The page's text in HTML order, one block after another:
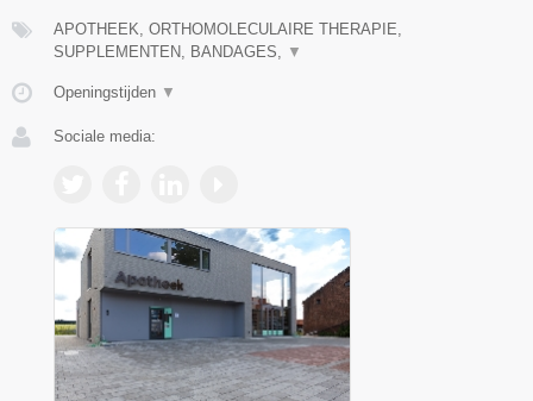
APOTHEEK, ORTHOMOLECULAIRE THERAPIE,
SUPPLEMENTEN, BANDAGES,
▼
Openingstijden ▼
Sociale media: